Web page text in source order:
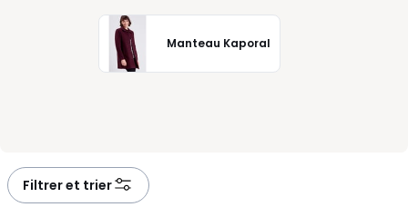
Manteau Kaporal
Filtrer et trier